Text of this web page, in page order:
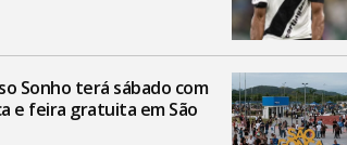
Sonho terá sábado com
e feira gratuita em São